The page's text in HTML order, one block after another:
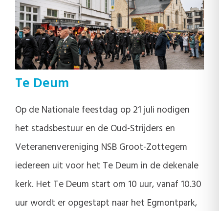
Te Deum
Op de Nationale feestdag op 21 juli nodigen
het stadsbestuur en de Oud-Strijders en
Veteranenvereniging NSB Groot-Zottegem
iedereen uit voor het Te Deum in de dekenale
kerk. Het Te Deum start om 10 uur, vanaf 10.30
uur wordt er opgestapt naar het Egmontpark,